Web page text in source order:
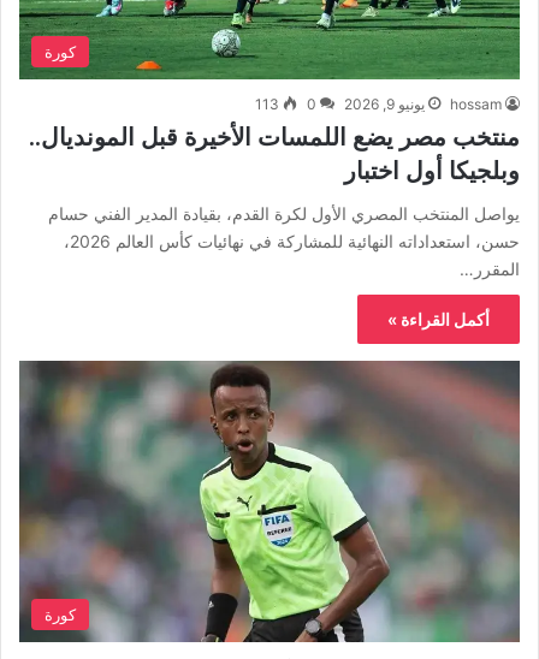
كورة
hossam يونيو 9, 2026 0
113
منتخب مصر يضع اللمسات الأخيرة قبل المونديال..
وبلجيكا أول اختبار
يواصل المنتخب المصري الأول لكرة القدم، بقيادة المدير الفني حسام
حسن، استعداداته النهائية للمشاركة في نهائيات كأس العالم 2026،
المقرر…
أكمل القراءة »
كورة